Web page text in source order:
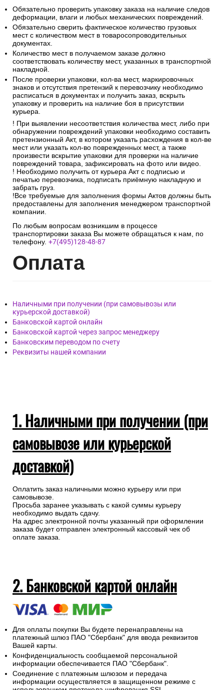
Обязательно проверить упаковку заказа на наличие следов
деформации, влаги и любых механических повреждений.
Обязательно сверить фактическое количество грузовых
мест с количеством мест в товаросопроводительных
документах.
Количество мест в получаемом заказе должно
соответствовать количеству мест, указанных в транспортной
накладной.
После проверки упаковки, кол-ва мест, маркировочных
знаков и отсутствия претензий к перевозчику необходимо
расписаться в документах и получить заказ, вскрыть
упаковку и проверить на наличие боя в присутствии
курьера.
! При выявлении несоответствия количества мест, либо при
обнаружении повреждений упаковки необходимо составить
претензионный Акт, в котором указать расхождения в кол-ве
мест или указать кол-во поврежденных мест, а также
произвести вскрытие упаковки для проверки на наличие
повреждений товара, зафиксировать на фото или видео.
! Необходимо получить от курьера Акт с подписью и
печатью перевозчика, подписать приёмную накладную и
забрать груз.
!Все требуемые для заполнения формы Актов должны быть
предоставлены для заполнения менеджером транспортной
компании.
По любым вопросам возникшим в процессе
транспортировки заказа Вы можете обращаться к нам, по
телефону. +7(495)128-48-87
Оплата
Наличными при получении (при самовывозы или
курьерской доставкой)
Банковской картой онлайн
Банковской картой через запрос менеджеру
Банковским переводом по счету
Реквизиты нашей компании
1. Наличными при получении (при
самовывозе или курьерской
доставкой)
Оплатить заказ наличными можно курьеру или при
самовывозе.
Просьба заранее указывать с какой суммы курьеру
необходимо выдать сдачу.
На адрес электронной почты указанный при оформлении
заказа будет отправлен электронный кассовый чек об
оплате заказа.
2. Банковской картой онлайн
Для оплаты покупки Вы будете перенаправлены на
платежный шлюз ПАО "Сбербанк" для ввода реквизитов
Вашей карты.
Конфиденциальность сообщаемой персональной
информации обеспечивается ПАО "Сбербанк".
Соединение с платежным шлюзом и передача
информации осуществляется в защищенном режиме с